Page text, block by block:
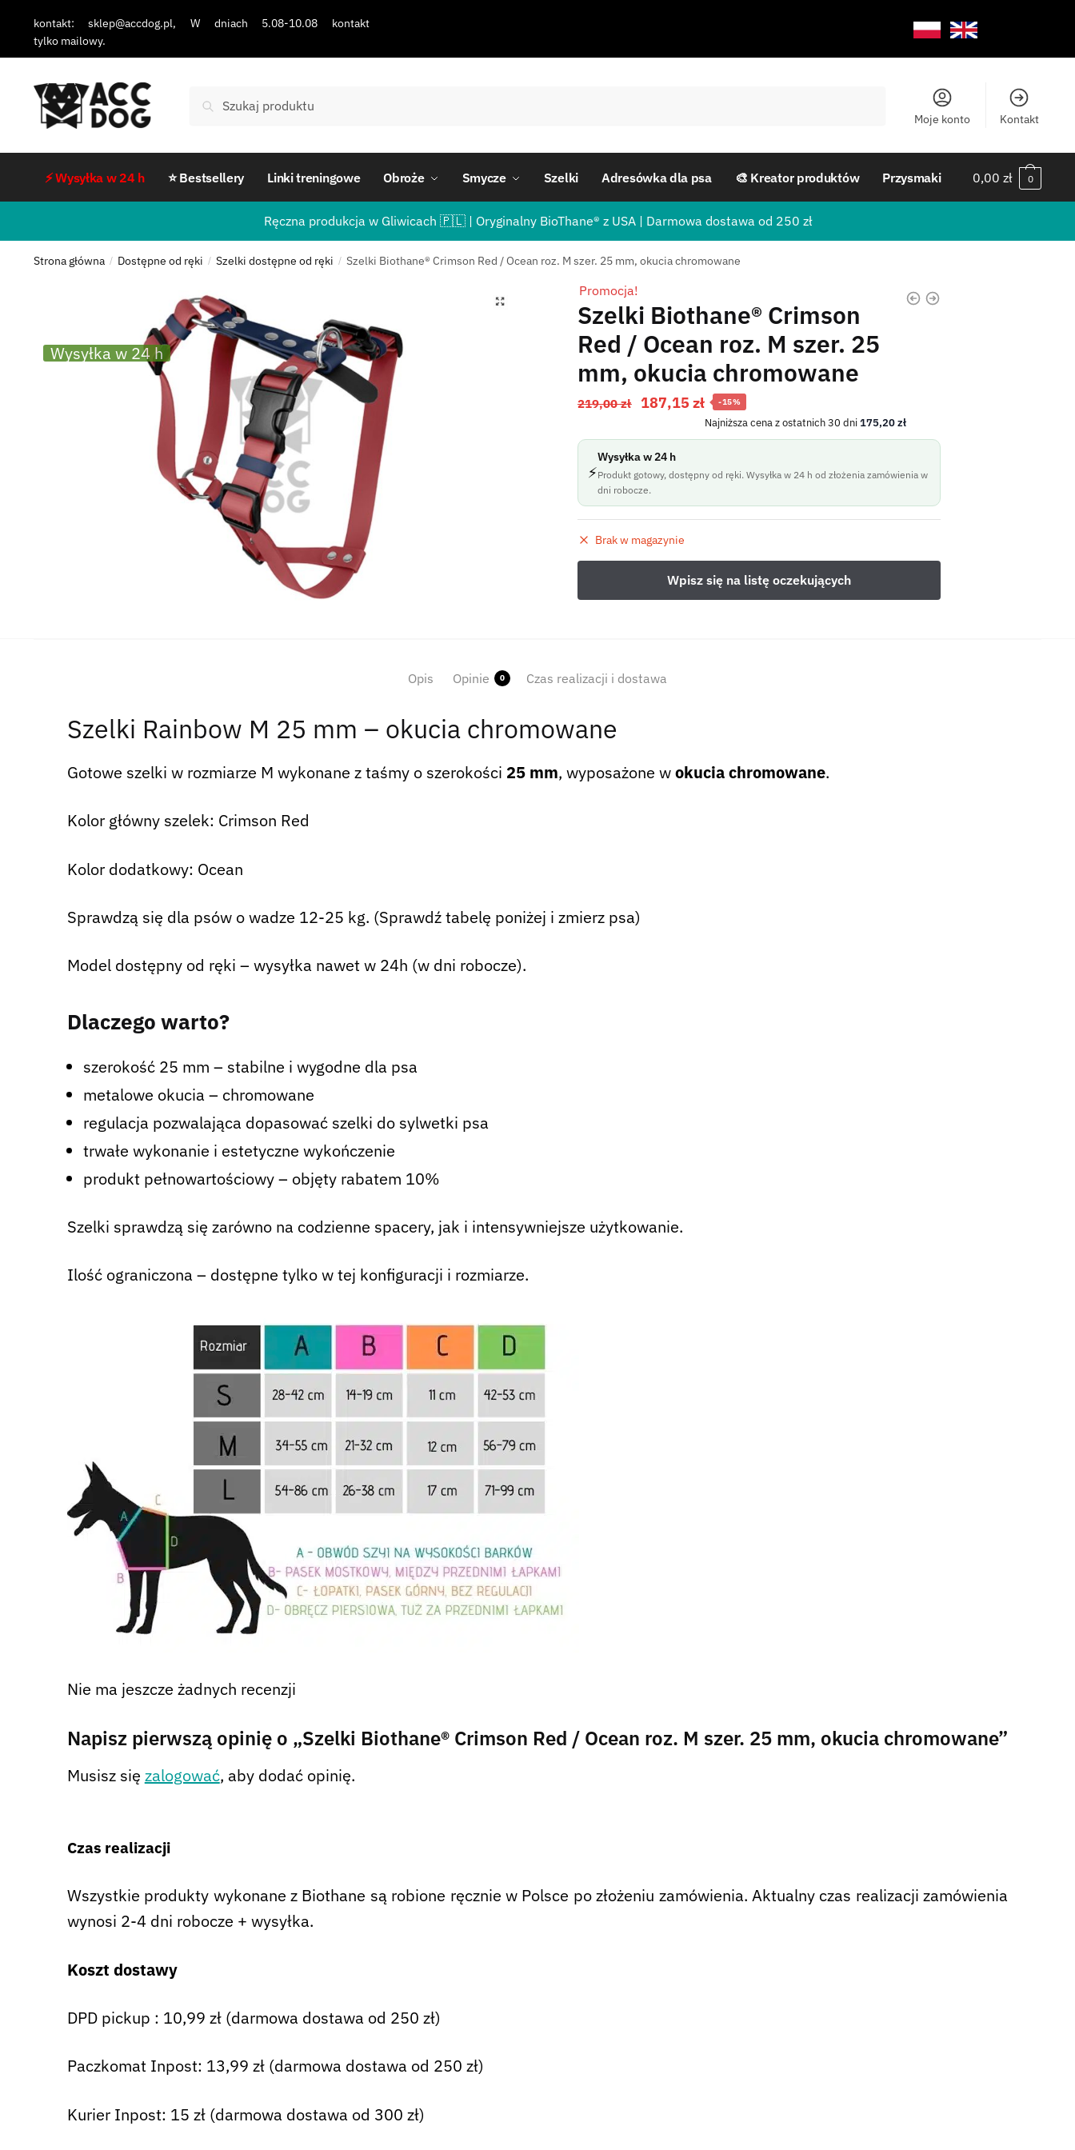
kontakt: sklep@accdog.pl, W dniach 5.08-10.08 kontakt
tylko mailowy.
Szukaj
Moje konto Kontakt
⚡ Wysyłka w 24 h ⭐ Bestsellery Linki treningowe Obroże Smycze Szelki Adresówka dla psa 🎨 Kreator produktów Przysmaki 0,00zł 0
Ręczna produkcja w Gliwicach 🇵🇱 | Oryginalny BioThane® z USA | Darmowa dostawa od 250 zł
Strona główna / Dostępne od ręki / Szelki dostępne od ręki / Szelki Biothane® Crimson Red / Ocean roz. M szer. 25 mm, okucia chromowane
Wysyłka w 24 h
Promocja!
Szelki Biothane® Crimson
Red / Ocean roz. M szer. 25
mm, okucia chromowane
219,00zł 187,15zł -15%
Najniższa cena z ostatnich 30 dni175,20zł
⚡
Wysyłka w 24 h
Produkt gotowy, dostępny od ręki. Wysyłka w 24 h od złożenia zamówienia w
dni robocze.
Brak w magazynie
Opis Opinie 0 Czas realizacji i dostawa
Szelki Rainbow M 25 mm – okucia chromowane
Gotowe szelki w rozmiarze M wykonane z taśmy o szerokości 25 mm, wyposażone wokucia chromowane.
Kolor główny szelek: Crimson Red
Kolor dodatkowy: Ocean
Sprawdzą się dla psów o wadze 12-25 kg. (Sprawdź tabelę poniżej i zmierz psa)
Model dostępny od ręki – wysyłka nawet w 24h (w dni robocze).
Dlaczego warto?
szerokość 25 mm – stabilne i wygodne dla psa
metalowe okucia – chromowane
regulacja pozwalająca dopasować szelki do sylwetki psa
trwałe wykonanie i estetyczne wykończenie
produkt pełnowartościowy – objęty rabatem 10%
Szelki sprawdzą się zarówno na codzienne spacery, jak i intensywniejsze użytkowanie.
Ilość ograniczona – dostępne tylko w tej konfiguracji i rozmiarze.
Nie ma jeszcze żadnych recenzji
Napisz pierwszą opinię o „Szelki Biothane® Crimson Red / Ocean roz. M szer. 25 mm, okucia chromowane”
Musisz się zalogować, aby dodać opinię.
Czas realizacji
Wszystkie produkty wykonane z Biothane są robione ręcznie w Polsce po złożeniu zamówienia. Aktualny czas realizacji zamówienia
wynosi 2-4 dni robocze + wysyłka.
Koszt dostawy
DPD pickup : 10,99 zł (darmowa dostawa od 250 zł)
Paczkomat Inpost: 13,99 zł (darmowa dostawa od 250 zł)
Kurier Inpost: 15 zł (darmowa dostawa od 300 zł)